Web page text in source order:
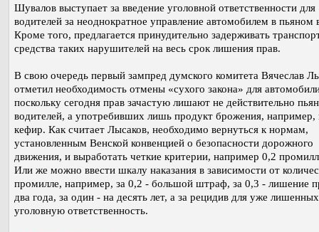
Шувалов выступает за введение уголовной ответственности для
водителей за неоднократное управление автомобилем в пьяном
Кроме того, предлагается принудительно задерживать
средства таких нарушителей на весь срок лишения прав.
В свою очередь первый зампред думского комитета Вячеслав
отметил необходимость отмены «сухого закона» для
поскольку сегодня прав зачастую лишают не действительно
водителей, а употребивших лишь продукт брожения, например,
кефир. Как считает Лысаков, необходимо вернуться к нормам,
установленным Венской конвенцией о безопасности дорожного
движения, и выработать четкие критерии, например 0,2
Или же можно ввести шкалу наказания в зависимости от
промилле, например, за 0,2 - большой штраф, за 0,3 - лишение
два года, за один - на десять лет, а за рецидив для уже
уголовную ответственность.